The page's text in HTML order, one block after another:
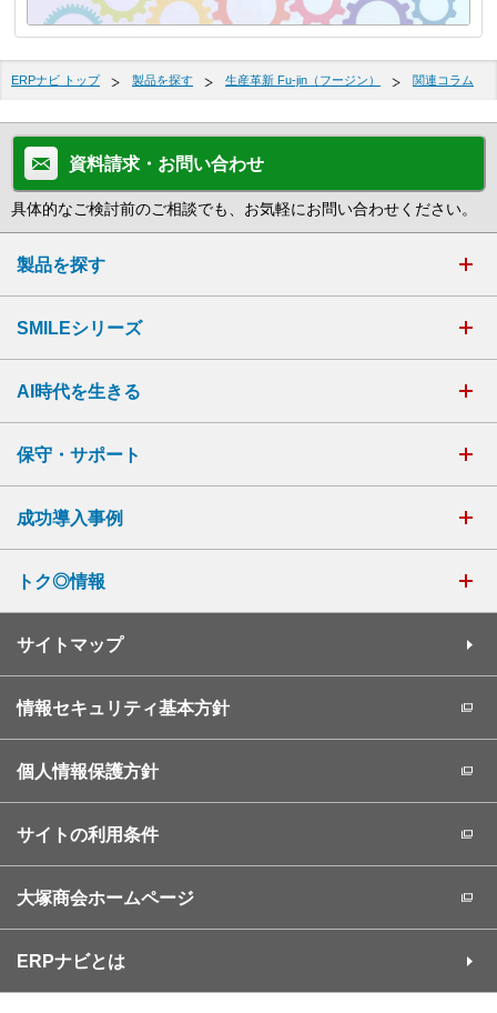
ERPナビ トップ 製品を探す 生産革新 Fu-jin（フージン） 関連コラム
資料請求・お問い合わせ
具体的なご検討前のご相談でも、お気軽にお問い合わせください。
製品を探す
SMILEシリーズ
AI時代を生きる
保守・サポート
成功導入事例
トク◎情報
サイトマップ
情報セキュリティ基本方針
個人情報保護方針
サイトの利用条件
大塚商会ホームページ
ERPナビとは